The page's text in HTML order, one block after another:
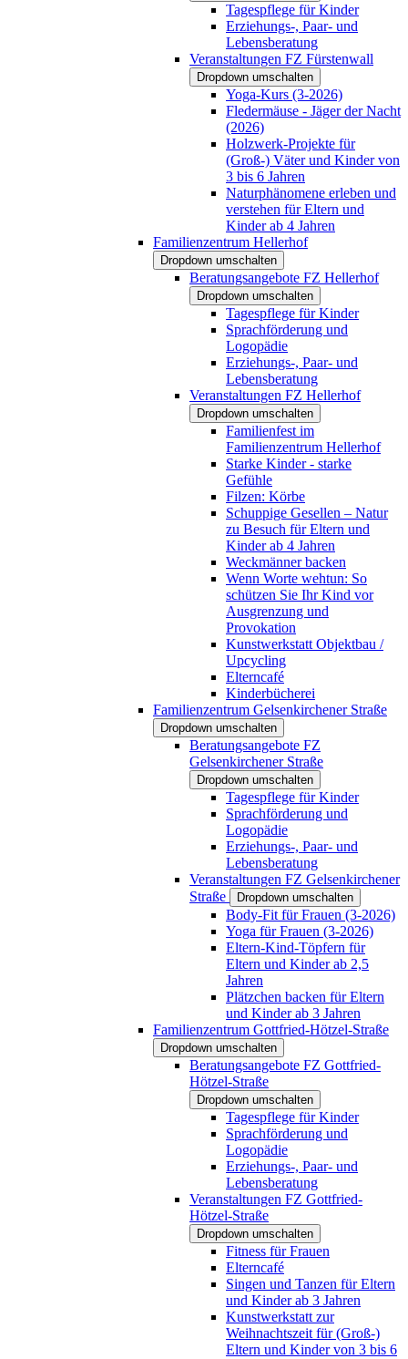
Tagespflege für Kinder
Erziehungs-, Paar- und
Lebensberatung
Veranstaltungen FZ Fürstenwall
Dropdown umschalten
Yoga-Kurs (3-2026)
Fledermäuse - Jäger der Nacht
(2026)
Holzwerk-Projekte für
(Groß-) Väter und Kinder von
3 bis 6 Jahren
Naturphänomene erleben und
verstehen für Eltern und
Kinder ab 4 Jahren
Familienzentrum Hellerhof
Dropdown umschalten
Beratungsangebote FZ Hellerhof
Dropdown umschalten
Tagespflege für Kinder
Sprachförderung und
Logopädie
Erziehungs-, Paar- und
Lebensberatung
Veranstaltungen FZ Hellerhof
Dropdown umschalten
Familienfest im
Familienzentrum Hellerhof
Starke Kinder - starke
Gefühle
Filzen: Körbe
Schuppige Gesellen – Natur
zu Besuch für Eltern und
Kinder ab 4 Jahren
Weckmänner backen
Wenn Worte wehtun: So
schützen Sie Ihr Kind vor
Ausgrenzung und
Provokation
Kunstwerkstatt Objektbau /
Upcycling
Elterncafé
Kinderbücherei
Familienzentrum Gelsenkirchener Straße
Dropdown umschalten
Beratungsangebote FZ
Gelsenkirchener Straße
Dropdown umschalten
Tagespflege für Kinder
Sprachförderung und
Logopädie
Erziehungs-, Paar- und
Lebensberatung
Veranstaltungen FZ Gelsenkirchener
Straße
Dropdown umschalten
Body-Fit für Frauen (3-2026)
Yoga für Frauen (3-2026)
Eltern-Kind-Töpfern für
Eltern und Kinder ab 2,5
Jahren
Plätzchen backen für Eltern
und Kinder ab 3 Jahren
Familienzentrum Gottfried-Hötzel-Straße
Dropdown umschalten
Beratungsangebote FZ Gottfried-
Hötzel-Straße
Dropdown umschalten
Tagespflege für Kinder
Sprachförderung und
Logopädie
Erziehungs-, Paar- und
Lebensberatung
Veranstaltungen FZ Gottfried-
Hötzel-Straße
Dropdown umschalten
Fitness für Frauen
Elterncafé
Singen und Tanzen für Eltern
und Kinder ab 3 Jahren
Kunstwerkstatt zur
Weihnachtszeit für (Groß-)
Eltern und Kinder von 3 bis 6